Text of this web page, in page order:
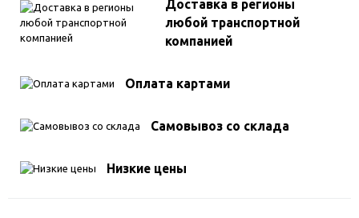
Доставка в регионы
любой транспортной
компанией
Оплата картами
Самовывоз со склада
Низкие цены